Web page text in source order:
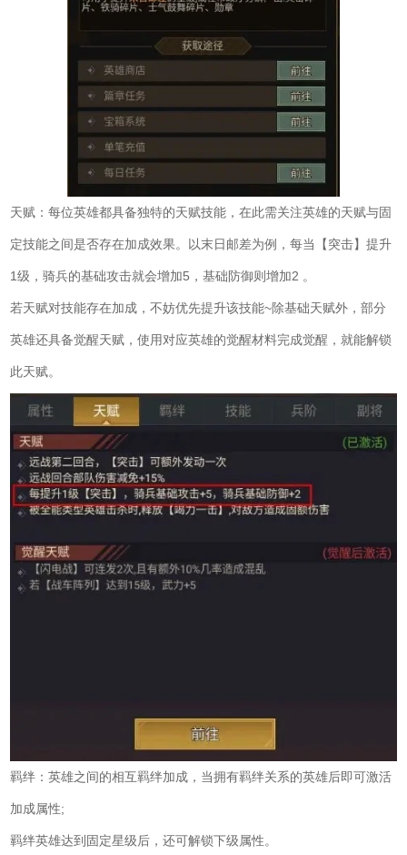
天赋：每位英雄都具备独特的天赋技能，在此需关注英雄的天赋与固
定技能之间是否存在加成效果。以末日邮差为例，每当【突击】提升
1级，骑兵的基础攻击就会增加5，基础防御则增加2 。
若天赋对技能存在加成，不妨优先提升该技能~除基础天赋外，部分
英雄还具备觉醒天赋，使用对应英雄的觉醒材料完成觉醒，就能解锁
此天赋。
羁绊：英雄之间的相互羁绊加成，当拥有羁绊关系的英雄后即可激活
加成属性;
羁绊英雄达到固定星级后，还可解锁下级属性。